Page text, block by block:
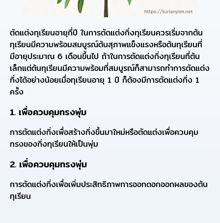
ตัดแต่งทุเรียนอายุกี่ปี ในการตัดแต่งกิ่งทุเรียนควรเริ่มจากต้น
ทุเรียนมีความพร้อมสมบูรณ์ต้นสุภาพแข็งแรงหรือต้นทุเรียนที่
มีอายุประมาณ 6 เดือนขึ้นไป ถ้าในการตัดแต่งกิ่งทุเรียนที่ต้น
เล็กแต่ต้นทุเรียนมีความพร้อมที่สมบูรณ์ก็สามารถทำการตัดแต่ง
กิ่งได้อย่างน้อยเมื่อทุเรียนอายุ 1 ปี ก็ต้องมีการตัดแต่งกิ่ง 1
ครั้ง
1. เพื่อควบคุมทรงพุ่ม
การตัดแต่งกิ่งเพื่อสร้างกิ่งขึ้นมาใหม่หรือตัดแต่งเพื่อควบคุม
ทรงของกิ่งทุเรียนให้เป็นพุ่ม
2. เพื่อควบคุมทรงพุ่ม
การตัดแต่งกิ่งเพื่อเพิ่มประสิทธิภาพการออกดอกออกผลของต้น
ทุเรียน